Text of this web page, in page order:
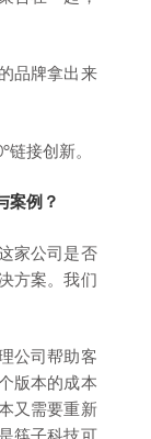
品牌拿出来
接创新。
案例？
家公司是否
方案。我们
公司帮助客
版本的成本
又需要重新
筷子科技可